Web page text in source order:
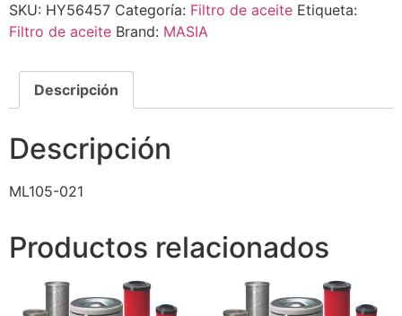
SKU: HY56457 Categoría: Filtro de aceite Etiqueta:
Filtro de aceite Brand: MASIA
Descripción
Descripción
ML105-021
Productos relacionados